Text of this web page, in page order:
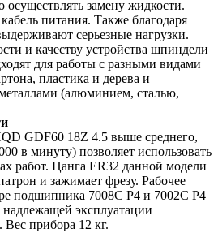
замену жидкости.
питания. Также благодаря
серьезные нагрузки.
и качеству устройства шпиндели
для работы с разными видами
пластика и дерева и
(алюминием, сталью,
GDF60 18Z 4.5 выше среднего,
в минуту) позволяет использовать
работ. Цанга ER32 данной модели
и зажимает фрезу. Рабочее
подшипника 7008C P4 и 7002C P4
надлежащей эксплуатации
прибора 12 кг.